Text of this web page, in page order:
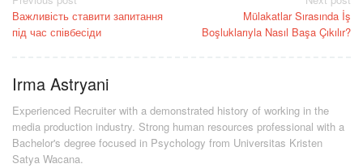
navigation
Важливість ставити запитання
під час співбесіди
Mülakatlar Sırasında İş
Boşluklarıyla Nasıl Başa Çıkılır?
Irma Astryani
Experienced Recruiter with a demonstrated history of working in the
media production industry. Strong human resources professional with a
Bachelor's degree focused in Psychology from Universitas Kristen
Satya Wacana.